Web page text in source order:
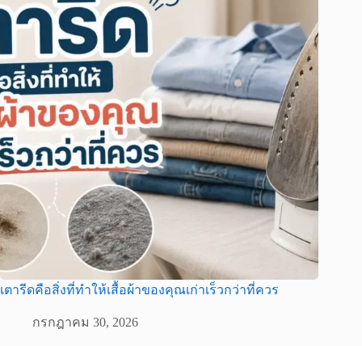
เตารีดคือสิ่งที่ทำให้เสื้อผ้าของคุณเก่าเร็วกว่าที่ควร
กรกฎาคม 30, 2026